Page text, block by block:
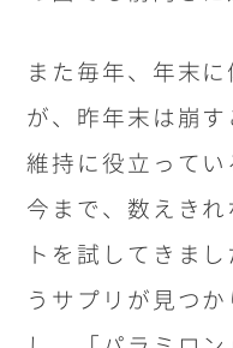
また毎年、年末
が、昨年末は崩
維持に役立ってい
今まで、数えき
トを試してきま
うサプリが見つ